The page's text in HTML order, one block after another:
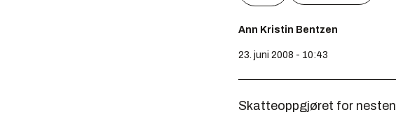
Ann Kristin Bentzen
23. juni 2008 - 10:43
Skatteoppgjøret for